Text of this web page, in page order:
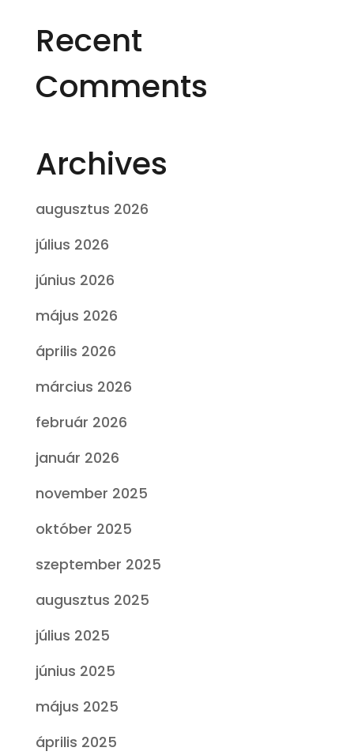
Recent
Comments
Archives
augusztus 2026
július 2026
június 2026
május 2026
április 2026
március 2026
február 2026
január 2026
november 2025
október 2025
szeptember 2025
augusztus 2025
július 2025
június 2025
május 2025
április 2025